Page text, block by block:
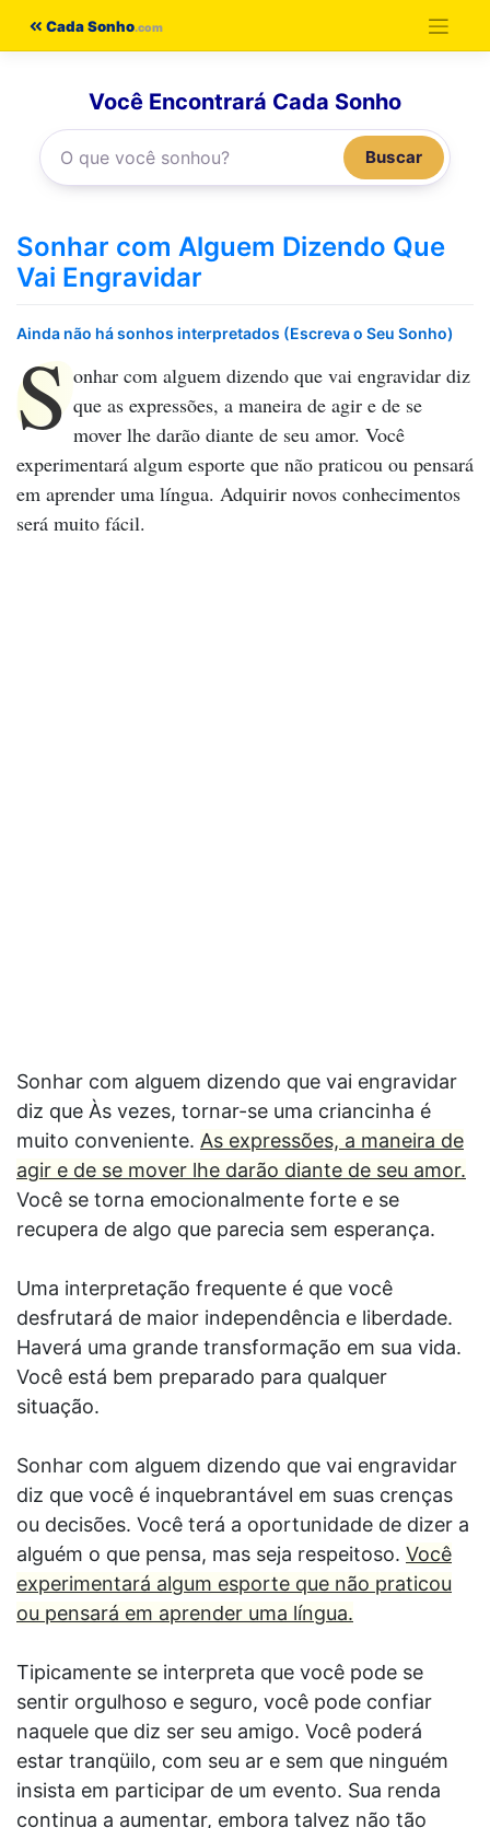
Cada Sonho
Você Encontrará Cada Sonho
Buscar
Sonhar com Alguem Dizendo Que
Vai Engravidar
Ainda não há sonhos interpretados (Escreva o Seu Sonho)
S onhar com alguem dizendo que vai engravidar diz
que as expressões, a maneira de agir e de se
mover lhe darão diante de seu amor. Você
experimentará algum esporte que não praticou ou pensará
em aprender uma língua. Adquirir novos conhecimentos
será muito fácil.
Sonhar com alguem dizendo que vai engravidar
diz que Às vezes, tornar-se uma criancinha é
muito conveniente. As expressões, a maneira de
agir e de se mover lhe darão diante de seu amor.
Você se torna emocionalmente forte e se
recupera de algo que parecia sem esperança.
Uma interpretação frequente é que você
desfrutará de maior independência e liberdade.
Haverá uma grande transformação em sua vida.
Você está bem preparado para qualquer
situação.
Sonhar com alguem dizendo que vai engravidar
diz que você é inquebrantável em suas crenças
ou decisões. Você terá a oportunidade de dizer a
alguém o que pensa, mas seja respeitoso. Você
experimentará algum esporte que não praticou
ou pensará em aprender uma língua.
Tipicamente se interpreta que você pode se
sentir orgulhoso e seguro, você pode confiar
naquele que diz ser seu amigo. Você poderá
estar tranqüilo, com seu ar e sem que ninguém
insista em participar de um evento. Sua renda
continua a aumentar, embora talvez não tão